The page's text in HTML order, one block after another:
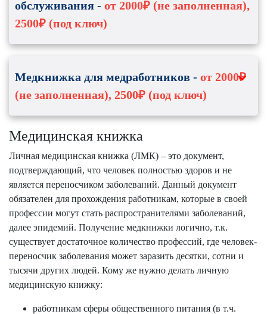
Изготовление напитков
Кондитерские
Водоподготовка
и др.
Для кладовщика
Для грузчика
и др.
Для работы на складе
Для работы в доставке товаров
и др.
обслуживания - от 2000₽ (не заполненная),
2500₽ (под ключ)
Для работников спортивных центров
Для администраторов
Для массажистов
Для работников бассейнов
Для вахтеров
Куда:
В салоны красоты
В сауны/бани
В бассейны
В фитнесс-центры
В спортивные секции
В СПА-центры
В барбер-шопы
и др.
Медкнижка для медработников - от 2000₽
(не заполненная), 2500₽ (под ключ)
Кому:
Для врача-стоматолога
Справка форма 73
Справка 086/у спортивная
Для анестезиолога
Для акушер-гинекологов
Для медсестры
и др.
Куда:
В больницы
В стоматологию
В поликлинику
В травмпункт
В мед. центр
Медицинская книжка
Личная медицинская книжка (ЛМК) – это документ,
подтверждающий, что человек полностью здоров и не
является переносчиком заболеваний. Данный документ
обязателен для прохождения работникам, которые в своей
профессии могут стать распространителями заболеваний,
далее эпидемий. Получение медкнижки логично, т.к.
существует достаточное количество профессий, где человек-
переносчик заболевания может заразить десятки, сотни и
тысячи других людей. Кому же нужно делать личную
медицинскую книжку:
работникам сферы общественного питания (в т.ч.